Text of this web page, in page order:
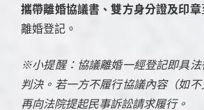
攜帶離婚協議書、雙方身分證及印章
離婚登記。
※小提醒：協議離婚一經登記即具
判決。若一方不履行協議內容（如
再向法院提起民事訴訟請求履行。